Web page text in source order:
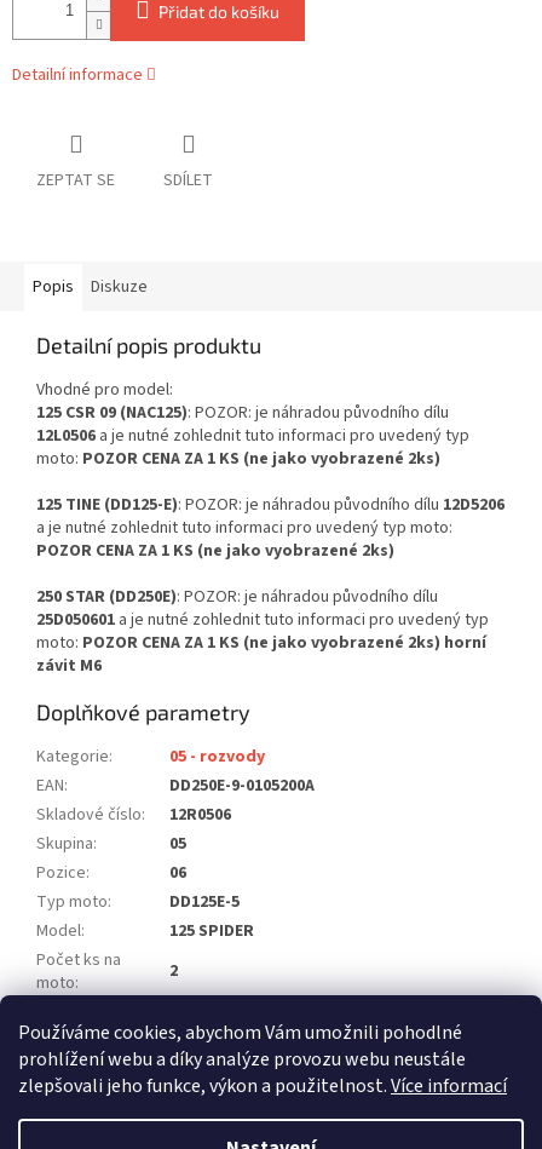
Používáme cookies, abychom Vám umožnili pohodlné
prohlížení webu a díky analýze provozu webu neustále
zlepšovali jeho funkce, výkon a použitelnost.Více informací
Přidat do košíku
Detailní informace
ZEPTAT SE SDÍLET
Popis Diskuze
Detailní popis produktu
Vhodné pro model:
125 CSR 09 (NAC125): POZOR: je náhradou původního dílu
12L0506 a je nutné zohlednit tuto informaci pro uvedený typ
moto: POZOR CENA ZA 1 KS (ne jako vyobrazené 2ks)
125 TINE (DD125-E): POZOR: je náhradou původního dílu 12D5206
a je nutné zohlednit tuto informaci pro uvedený typ moto:
POZOR CENA ZA 1 KS (ne jako vyobrazené 2ks)
250 STAR (DD250E): POZOR: je náhradou původního dílu
25D050601 a je nutné zohlednit tuto informaci pro uvedený typ
moto: POZOR CENA ZA 1 KS (ne jako vyobrazené 2ks) horní
závit M6
Doplňkové parametry
Kategorie:
05 - rozvody
EAN:
DD250E-9-0105200A
Skladové číslo:
12R0506
Skupina:
05
Pozice:
06
Typ moto:
DD125E-5
Model:
125 SPIDER
Počet ks na
moto: 2
Poznámka
2ks)